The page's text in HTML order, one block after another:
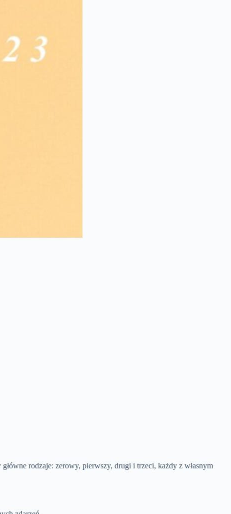
rodzaje: zerowy, pierwszy, drugi i trzeci, każdy z własnym